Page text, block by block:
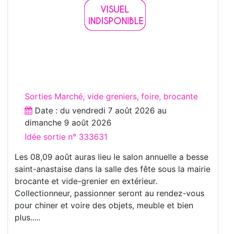
Sorties Marché, vide greniers, foire, brocante
Date : du vendredi 7 août 2026 au
dimanche 9 août 2026
Idée sortie n° 333631
Les 08,09 août auras lieu le salon annuelle a besse
saint-anastaise dans la salle des fête sous la mairie
brocante et vide-grenier en extérieur.
Collectionneur, passionner seront au rendez-vous
pour chiner et voire des objets, meuble et bien
plus.....